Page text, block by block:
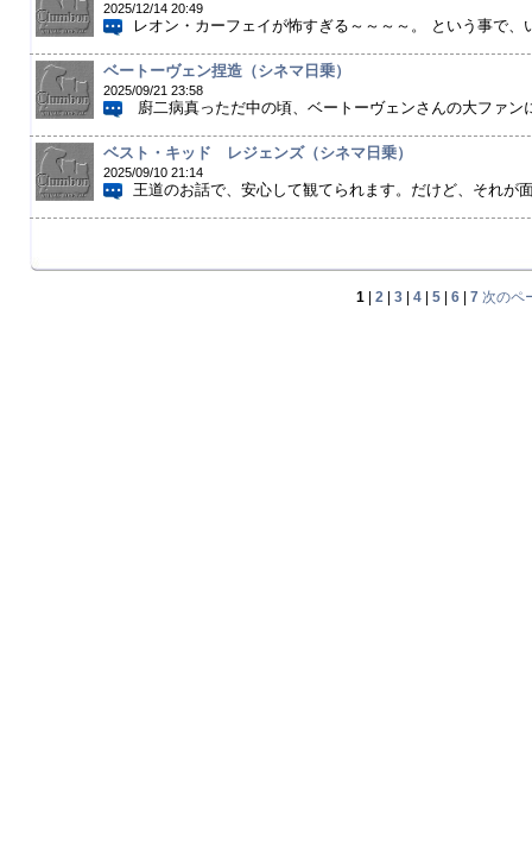
2025/12/14 20:49
レオン・カーフェイが怖すぎる～～～～。 という事で
ベートーヴェン捏造（シネマ日乗）
2025/09/21 23:58
廚二病真っただ中の頃、ベートーヴェンさんの大ファン
ベスト・キッド レジェンズ（シネマ日乗）
2025/09/10 21:14
王道のお話で、安心して観てられます。だけど、それが
1| 2| 3| 4| 5| 6| 7 次のペ